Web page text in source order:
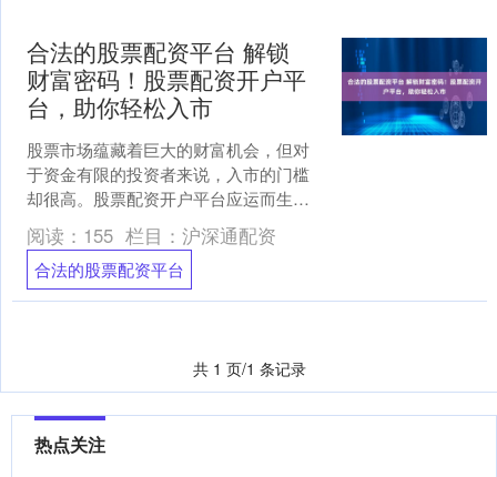
合法的股票配资平台 解锁
财富密码！股票配资开户平
台，助你轻松入市
股票市场蕴藏着巨大的财富机会，但对
于资金有限的投资者来说，入市的门槛
却很高。股票配资开户平台应运而生，
为投资者提供了杠杆资金，助其轻松入
市，放大收益合法的股票配....
阅读： 155 栏目： 沪深通配资
合法的股票配资平台
共 1 页/1 条记录
热点关注